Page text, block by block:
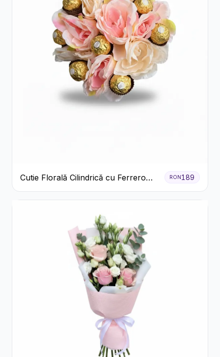
Cutie Florală Cilindrică cu Ferrero
Rocher și Trandafiri Pastel
RON189